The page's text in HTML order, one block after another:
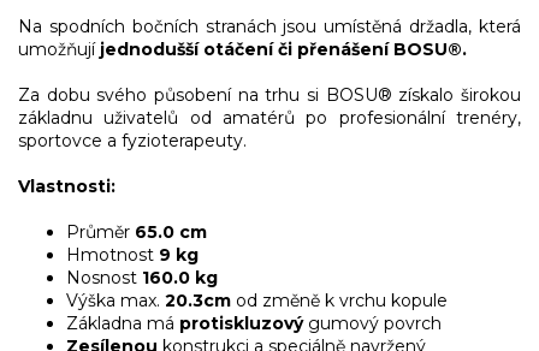
Na spodních bočních stranách jsou umístěná držadla, která
umožňují jednodušší otáčení či přenášení BOSU®.
Za dobu svého působení na trhu si BOSU® získalo širokou
základnu uživatelů od amatérů po profesionální trenéry,
sportovce a fyzioterapeuty.
Vlastnosti:
Průměr 65.0 cm
Hmotnost 9 kg
Nosnost 160.0 kg
Výška max. 20.3cm od změně k vrchu kopule
Základna má protiskluzovýgumový povrch
Zesílenou konstrukci a speciálně navržený